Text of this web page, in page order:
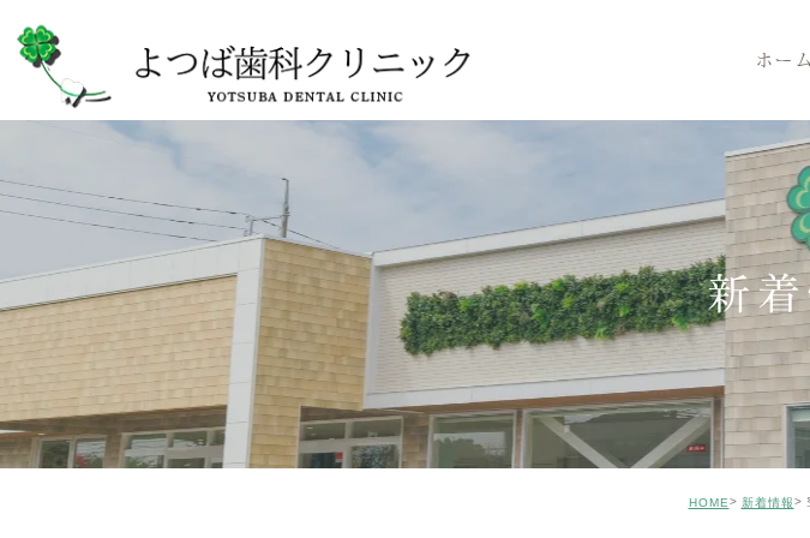
ホーム
医院コンセプト
設備機器
診
根管
メ
矯
ホ
親知
新
HOME 新着情報